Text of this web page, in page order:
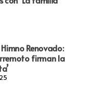
Himno Renovado:
firman la